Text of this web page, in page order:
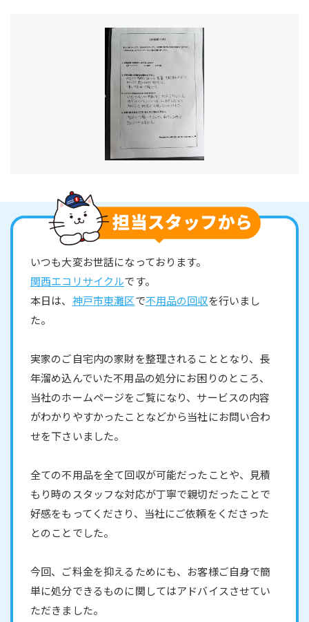
いつも大変お世話になっております。
関西エコリサイクルです。
本日は、 神戸市東灘区で不用品の回収を行いまし
た。
実家のご自宅内の家財を整理されることとなり、長
年溜め込んでいた不用品の処分にお困りのところ、
当社のホームページをご覧になり、サービスの内容
がわかりやすかったことなどから当社にお問い合わ
せを下さいました。
全ての不用品を全て回収が可能だったことや、見積
もり時のスタッフな対応が丁寧で親切だったことで
好感をもってくださり、当社にご依頼をくださった
とのことでした。
今回、ご料金を抑えるためにも、お客様ご自身で簡
単に処分できるものに関してはアドバイスさせてい
ただきました。